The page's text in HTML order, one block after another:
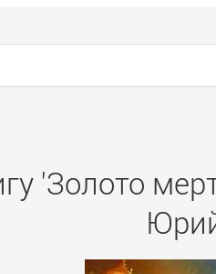
'Золото